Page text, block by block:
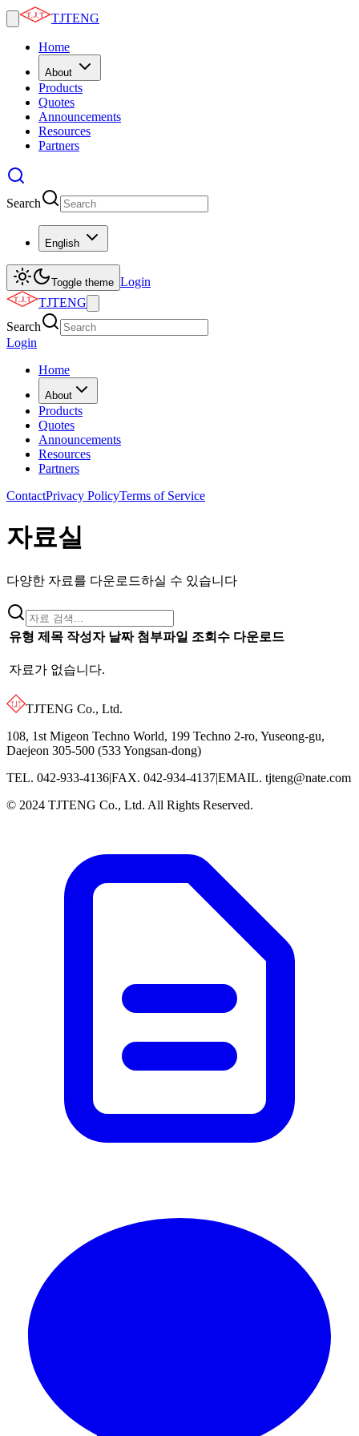
TJTENG
Home
About
Products
Quotes
Announcements
Resources
Partners
Search
English
Toggle theme Login
TJTENG
Search
Login
Home
About
Products
Quotes
Announcements
Resources
Partners
ContactPrivacy PolicyTerms of Service
자료실
다양한 자료를 다운로드하실 수 있습니다
유형 제목 작성자 날짜 첨부파일 조회수 다운로드
자료가 없습니다.
TJTENG Co., Ltd.
108, 1st Migeon Techno World, 199 Techno 2-ro, Yuseong-gu,
Daejeon 305-500 (533 Yongsan-dong)
TEL. 042-933-4136|FAX. 042-934-4137|EMAIL. tjteng@nate.com
© 2024 TJTENG Co., Ltd. All Rights Reserved.